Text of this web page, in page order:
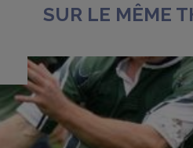
SUR LE MÊME